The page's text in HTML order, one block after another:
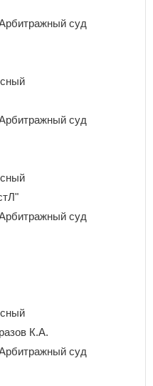
суд
суд
суд
К.А.
суд